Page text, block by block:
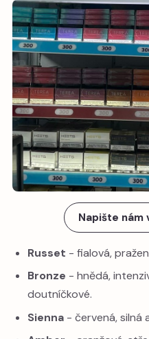
Napište nám
Russet - fialová,
Bronze - hnědá,
doutníčkové.
Sienna- červená, silná